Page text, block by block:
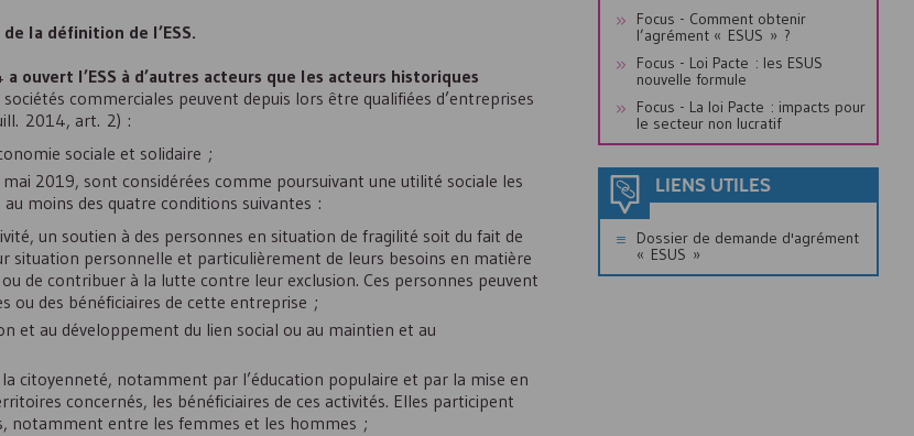
la définition de l’ESS.
a ouvert l’ESS à d’autres acteurs que les acteurs historiques
commerciales peuvent depuis lors être qualifiées d’entreprises
2014, art. 2) :
sociale et solidaire ;
mai 2019, sont considérées comme poursuivant une utilité sociale les
moins des quatre conditions suivantes :
un soutien à des personnes en situation de fragilité soit du fait de
situation personnelle et particulièrement de leurs besoins en matière
de contribuer à la lutte contre leur exclusion. Ces personnes peuvent
ou des bénéficiaires de cette entreprise ;
et au développement du lien social ou au maintien et au
citoyenneté, notamment par l’éducation populaire et par la mise en
concernés, les bénéficiaires de ces activités. Elles participent
notamment entre les femmes et les hommes ;
Focus - Comment obtenir
l’agrément « ESUS » ?
Focus - Loi Pacte : les ESUS
nouvelle formule
Focus - La loi Pacte : impacts pour
le secteur non lucratif
LIENS UTILES
Dossier de demande d'agrément
« ESUS »